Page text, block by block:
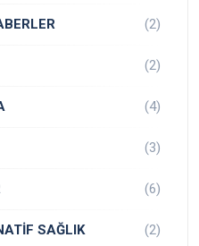
(2)
(2)
(4)
(3)
(6)
SAĞLIK (2)